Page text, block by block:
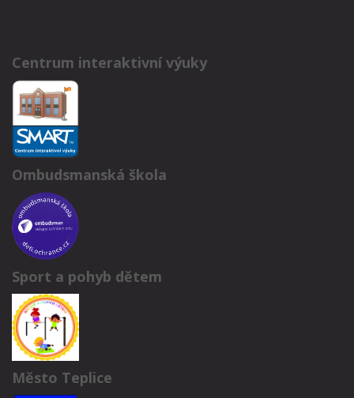
Centrum interaktivní výuky
Ombudsmanská škola
Sport a pohyb dětem
Město Teplice